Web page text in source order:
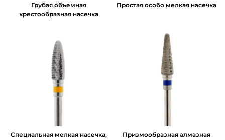
Грубая объемная
крестообразная насечка
Простая особо мелкая насечка
Cпециальная мелкая насечка,
Призмообразная алмазная